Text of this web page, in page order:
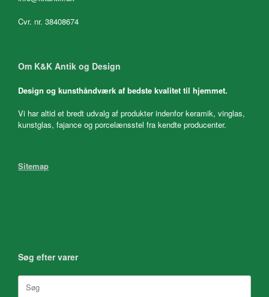
Cvr. nr. 38408674
Om K&K Antik og Design
Design og kunsthåndværk af bedste kvalitet til hjemmet.
Vi har altid et bredt udvalg af produkter indenfor keramik, vinglas,
kunstglas, fajance og porcelænsstel fra kendte producenter.
Sitemap
Søg efter varer
efter: